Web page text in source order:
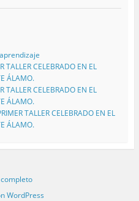
TALLER CELEBRADO EN EL
ÁLAMO.
TALLER CELEBRADO EN EL
ÁLAMO.
TALLER CELEBRADO EN EL
ÁLAMO.
WordPress